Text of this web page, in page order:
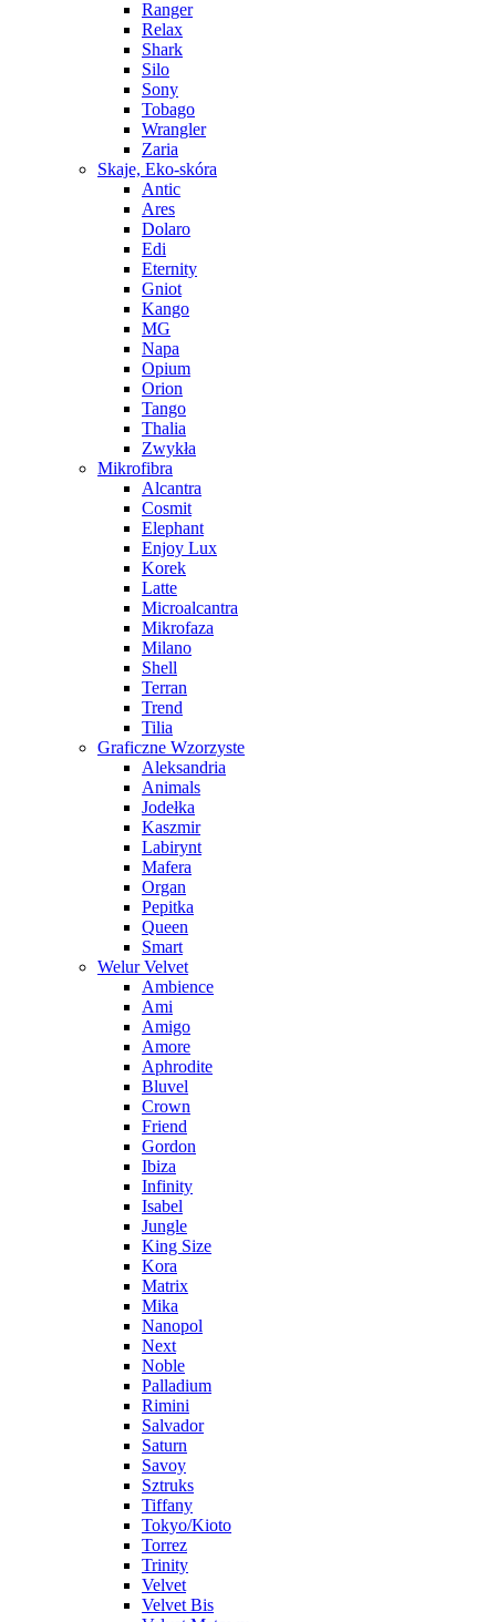
Ranger
Relax
Shark
Silo
Sony
Tobago
Wrangler
Zaria
Skaje, Eko-skóra
Antic
Ares
Dolaro
Edi
Eternity
Gniot
Kango
MG
Napa
Opium
Orion
Tango
Thalia
Zwykła
Mikrofibra
Alcantra
Cosmit
Elephant
Enjoy Lux
Korek
Latte
Microalcantra
Mikrofaza
Milano
Shell
Terran
Trend
Tilia
Graficzne Wzorzyste
Aleksandria
Animals
Jodełka
Kaszmir
Labirynt
Mafera
Organ
Pepitka
Queen
Smart
Welur Velvet
Ambience
Ami
Amigo
Amore
Aphrodite
Bluvel
Crown
Friend
Gordon
Ibiza
Infinity
Isabel
Jungle
King Size
Kora
Matrix
Mika
Nanopol
Next
Noble
Palladium
Rimini
Salvador
Saturn
Savoy
Sztruks
Tiffany
Tokyo/Kioto
Torrez
Trinity
Velvet
Velvet Bis